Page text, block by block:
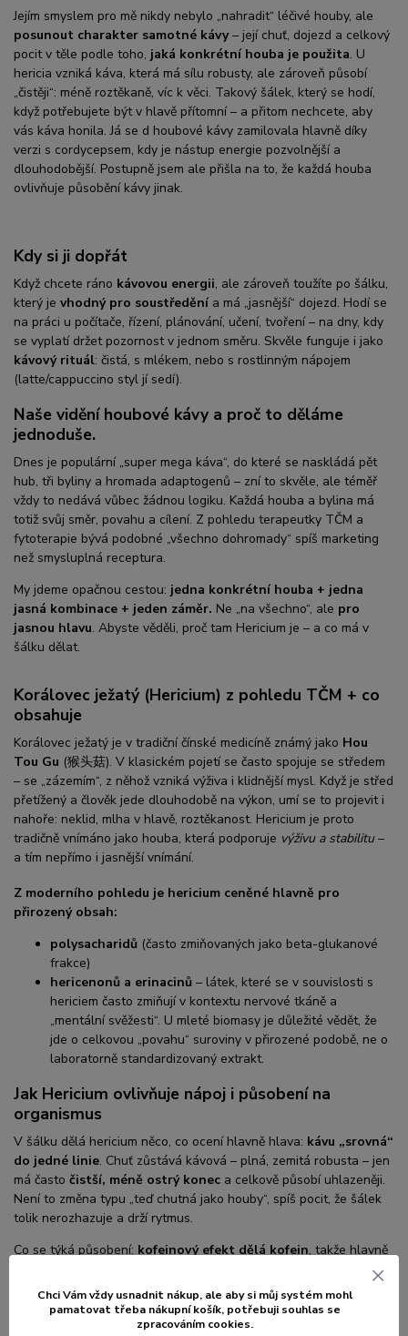
Jejím smyslem pro mě nikdy nebylo „nahradit“ léčivé houby, ale
posunout charakter samotné kávy– její chuť, dojezd a celkový
pocit v těle podle toho, jaká konkrétní houba je použita. U
hericia vzniká káva, která má sílu robusty, ale zároveň působí
„čistěji“: méně roztěkaně, víc k věci. Takový šálek, který se hodí,
když potřebujete být v hlavě přítomní – a přitom nechcete, aby
vás káva honila. Já se d houbové kávy zamilovala hlavně díky
verzi s cordycepsem, kdy je nástup energie pozvolnější a
dlouhodobější. Postupně jsem ale přišla na to, že každá houba
ovlivňuje působění kávy jinak.
Kdy si ji dopřát
Když chcete ráno kávovou energii, ale zároveň toužíte po šálku,
který je vhodný pro soustředění a má „jasnější“ dojezd. Hodí se
na práci u počítače, řízení, plánování, učení, tvoření – na dny, kdy
se vyplatí držet pozornost v jednom směru. Skvěle funguje i jako
kávový rituál: čistá, s mlékem, nebo s rostlinným nápojem
(latte/cappuccino styl jí sedí).
Naše vidění houbové kávy a proč to děláme
jednoduše.
Dnes je populární „super mega káva“, do které se naskládá pět
hub, tři byliny a hromada adaptogenů – zní to skvěle, ale téměř
vždy to nedává vůbec žádnou logiku. Každá houba a bylina má
totiž svůj směr, povahu a cílení. Z pohledu terapeutky TČM a
fytoterapie bývá podobné „všechno dohromady“ spíš marketing
než smysluplná receptura.
My jdeme opačnou cestou: jedna konkrétní houba + jedna
jasná kombinace + jeden záměr. Ne „na všechno“, ale pro
jasnou hlavu. Abyste věděli, proč tam Hericium je – a co má v
šálku dělat.
Korálovec ježatý (Hericium) z pohledu TČM + co
obsahuje
Korálovec ježatý je v tradiční čínské medicíně známý jako Hou
Tou Gu (猴头菇). V klasickém pojetí se často spojuje se středem
– se „zázemím“, z něhož vzniká výživa i klidnější mysl. Když je střed
přetížený a člověk jede dlouhodobě na výkon, umí se to projevit i
nahoře: neklid, mlha v hlavě, roztěkanost. Hericium je proto
tradičně vnímáno jako houba, která podporuje výživu a stabilitu–
a tím nepřímo i jasnější vnímání.
Z moderního pohledu je hericium ceněné hlavně pro
přirozený obsah:
polysacharidů (často zmiňovaných jako beta-glukanové
frakce)
hericenonů a erinacinů – látek, které se v souvislosti s
hericiem často zmiňují v kontextu nervové tkáně a
„mentální svěžesti“. U mleté biomasy je důležité vědět, že
jde o celkovou „povahu“ suroviny v přirozené podobě, ne o
laboratorně standardizovaný extrakt.
Jak Hericium ovlivňuje nápoj i působení na
organismus
V šálku dělá hericium něco, co ocení hlavně hlava: kávu „srovná“
do jedné linie. Chuť zůstává kávová – plná, zemitá robusta – jen
má často čistší, méně ostrý konec a celkově působí uhlazeněji.
Není to změna typu „teď chutná jako houby“, spíš pocit, že šálek
tolik nerozhazuje a drží rytmus.
Co se týká působení: kofeinový efekt dělá kofein, takže hlavně
káva. Hericium není stimulant. V téhle kombinaci ho bereme jako
jemného „parťáka“ profokus a mentální disciplínu
– pro dny,
kdy člověk potřebuje sednout k práci, učit se, psát, řešit tabulky,
být v provozu a přitom neztrácet nit. Hodí se i na
Chci Vám vždy usnadnit nákup, ale aby si můj systém mohl
pamatovat třeba nákupní košík, potřebuji souhlas se
zpracováním cookies.